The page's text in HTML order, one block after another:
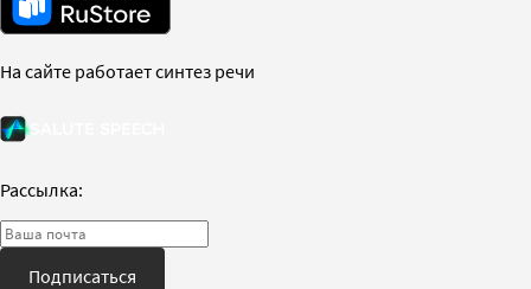
На сайте работает синтез речи
Рассылка:
Подписаться